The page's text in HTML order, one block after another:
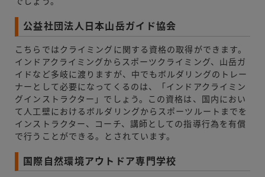
公益社団法人日本山岳ガイド協会
こちらではクライミングに関する資格の取得ができます。
インドアクライミングからスポーツクライミング、山岳ガ
イドなど多岐に渡りますが、中でもボルダリングのトレー
ナーとして必要になってくるのは、「インドアクライミン
グインストラクター」でしょう。この資格は、国内におい
て人工壁におけるボルダリングからスポーツルートまでを
インストラクター、コーチ、講師としての指導行為を有償
で行うことができる。とされています。
国際自然環境アウトドア専門学校